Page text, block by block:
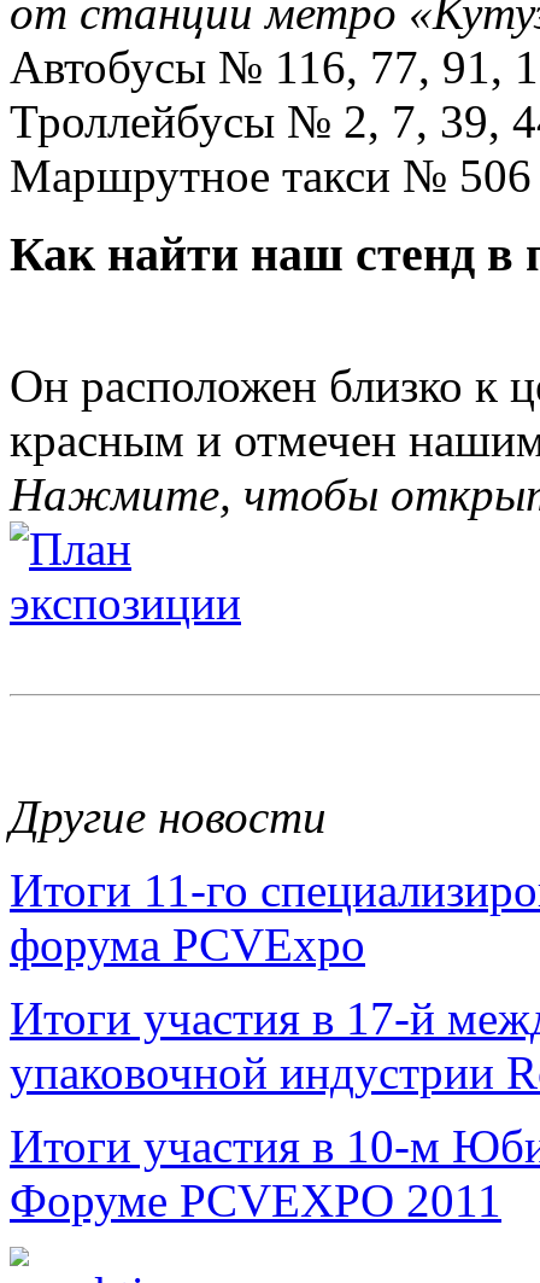
от станции метро
Автобусы № 116, 77, 91,
Троллейбусы № 2, 7, 39,
Маршрутное такси № 506
Как найти наш стенд в
Он расположен близко к
красным и отмечен
Нажмите, чтобы
Другие новости
Итоги 11-го
форума PCVExpo
Итоги участия в 17-й
упаковочной индустрии
Итоги участия в 10-м
Форуме PCVEXPO 2011